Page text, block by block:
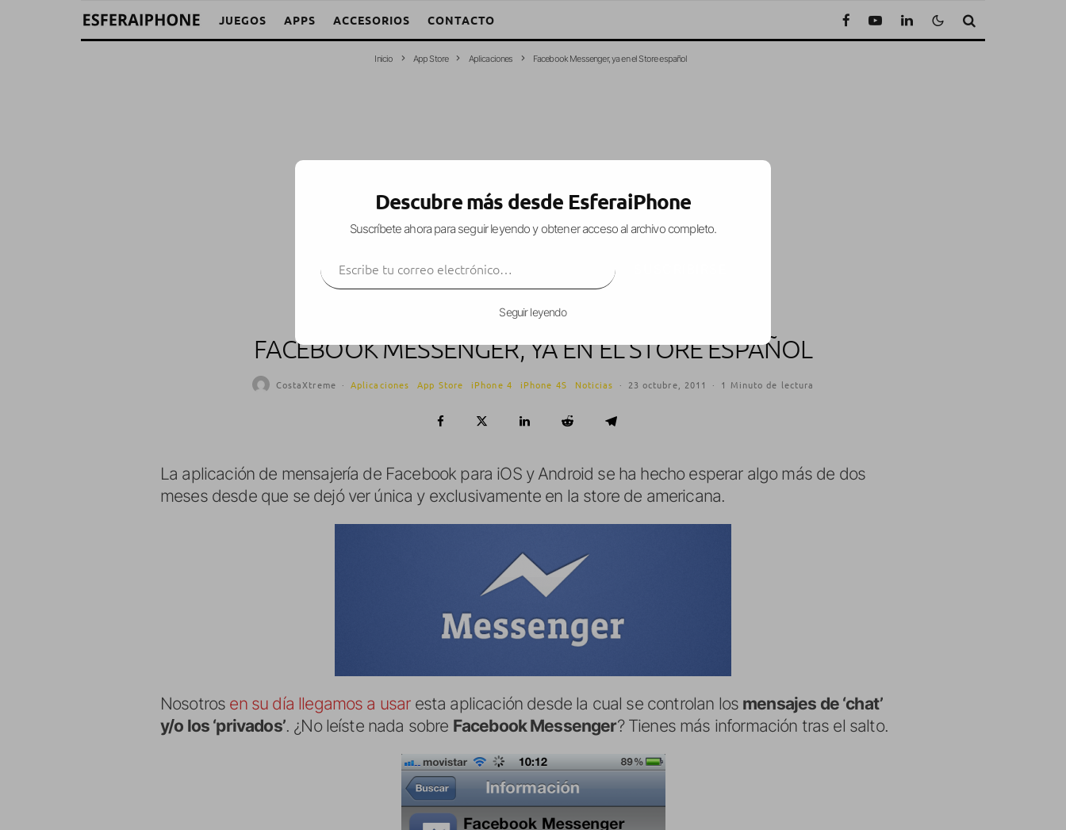
JUEGOS APPS ACCESORIOS CONTACTO
Inicio App Store Aplicaciones Facebook Messenger, ya en el Store español
FACEBOOK MESSENGER, YA EN EL STORE ESPAÑOL
CostaXtreme · Aplicaciones App Store iPhone 4 iPhone 4S Noticias · 23 octubre, 2011 · 1 Minuto de lectura
La aplicación de mensajería de Facebook para iOS y Android se ha hecho esperar algo más de dos
meses desde que se dejó ver única y exclusivamente en la store de americana.
Nosotros en su día llegamos a usaresta aplicación desde la cual se controlan los mensajes de ‘chat’
y/o los ‘privados’. ¿No leíste nada sobre Facebook Messenger? Tienes más información tras el salto.
Descubre más desde EsferaiPhone
Suscríbete ahora para seguir leyendo y obtener acceso al archivo completo.
Seguir leyendo